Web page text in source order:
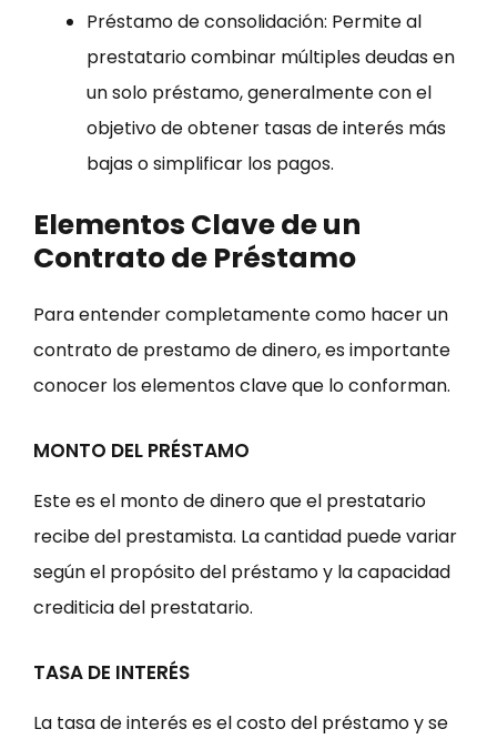
Préstamo de consolidación: Permite al
prestatario combinar múltiples deudas en
un solo préstamo, generalmente con el
objetivo de obtener tasas de interés más
bajas o simplificar los pagos.
Elementos Clave de un
Contrato de Préstamo
Para entender completamente como hacer un
contrato de prestamo de dinero, es importante
conocer los elementos clave que lo conforman.
MONTO DEL PRÉSTAMO
Este es el monto de dinero que el prestatario
recibe del prestamista. La cantidad puede variar
según el propósito del préstamo y la capacidad
crediticia del prestatario.
TASA DE INTERÉS
La tasa de interés es el costo del préstamo y se